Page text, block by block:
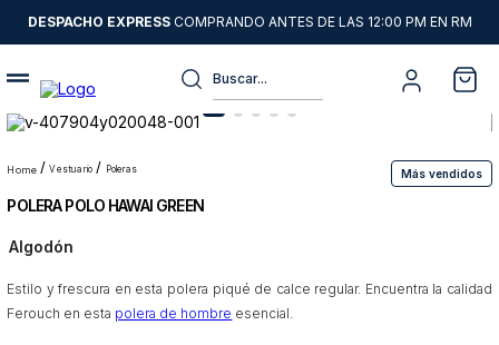
DESPACHO EXPRESSCOMPRANDO ANTES DE LAS 12:00 PM EN RM
Buscar...
vestuario poleras Más vendidos
POLERA POLO HAWAI GREEN
Algodón
Estilo y frescura en esta polera piqué de calce regular. Encuentra la calidad
Ferouch en esta polera de hombre esencial.
1.
sweater
2.
chaquetas
3.
pantalon
4.
camisas